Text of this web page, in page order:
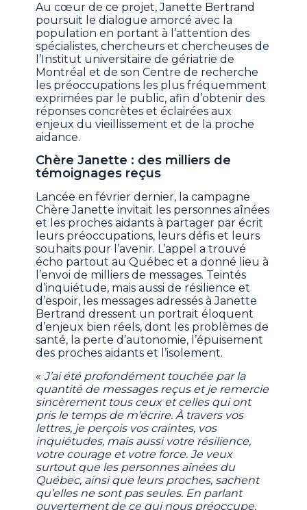
Au cœur de ce projet, Janette Bertrand
poursuit le dialogue amorcé avec la
population en portant à l’attention des
spécialistes, chercheurs et chercheuses de
l’Institut universitaire de gériatrie de
Montréal et de son Centre de recherche
les préoccupations les plus fréquemment
exprimées par le public, afin d’obtenir des
réponses concrètes et éclairées aux
enjeux du vieillissement et de la proche
aidance.
Chère Janette : des milliers de
témoignages reçus
Lancée en février dernier, la campagne
Chère Janette invitait les personnes aînées
et les proches aidants à partager par écrit
leurs préoccupations, leurs défis et leurs
souhaits pour l’avenir. L’appel a trouvé
écho partout au Québec et a donné lieu à
l’envoi de milliers de messages. Teintés
d’inquiétude, mais aussi de résilience et
d’espoir, les messages adressés à Janette
Bertrand dressent un portrait éloquent
d’enjeux bien réels, dont les problèmes de
santé, la perte d’autonomie, l’épuisement
des proches aidants et l’isolement.
«J’ai été profondément touchée par la
quantité de messages reçus et je remercie
sincèrement tous ceux et celles qui ont
pris le temps de m’écrire. À travers vos
lettres, je perçois vos craintes, vos
inquiétudes, mais aussi votre résilience,
votre courage et votre force. Je veux
surtout que les personnes aînées du
Québec, ainsi que leurs proches, sachent
qu’elles ne sont pas seules. En parlant
ouvertement de ce qui nous préoccupe,